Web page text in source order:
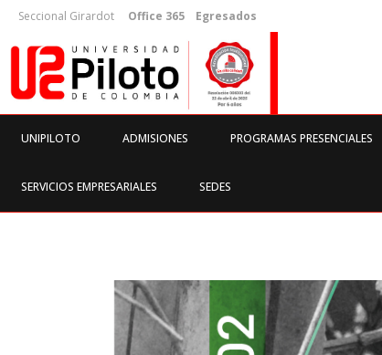
Seccional Girardot Office 365 Egresados
UNIPILOTO ADMISIONES PROGRAMAS PRESENCIALES
SERVICIOS EMPRESARIALES SEDES